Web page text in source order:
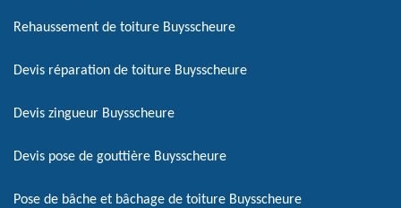
Rehaussement de toiture Buysscheure
Devis réparation de toiture Buysscheure
Devis zingueur Buysscheure
Devis pose de gouttière Buysscheure
Pose de bâche et bâchage de toiture Buysscheure